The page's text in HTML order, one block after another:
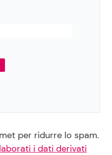
per ridurre lo spam.
i dati derivati